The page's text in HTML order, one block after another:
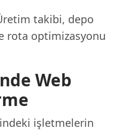
takibi, depo
rota optimizasyonu
Web
işletmelerin